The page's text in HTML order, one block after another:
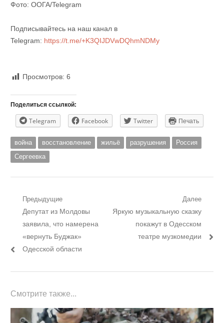
Фото: ООГА/Telegram
Подписывайтесь на наш канал в
Telegram: https://t.me/+K3QIJDVwDQhmNDMy
Просмотров: 6
Поделиться ссылкой:
Telegram Facebook Twitter Печать
война восстановление жильё разрушения
Россия
Сергеевка
Навигация
по
записям
Предыдущие
Предыдущий
пост:
Депутат из Молдовы
заявила, что намерена
«вернуть Буджак»
Одесской области
Далее
Следующий
Яркую музыкальную сказку
покажут в Одесском
театре музкомедии
Смотрите также...